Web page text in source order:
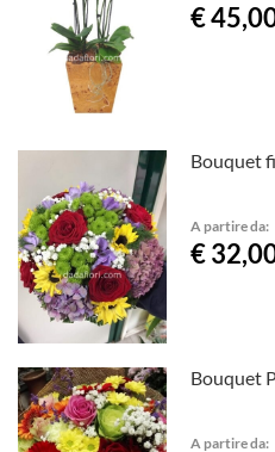
€
Bouquet
A partire da:
€
Bouquet
A partire da: